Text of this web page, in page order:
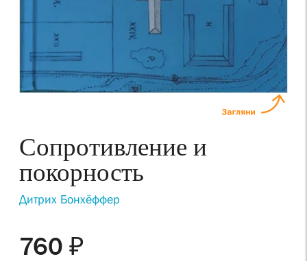
Сопротивление и
покорность
Дитрих Бонхёффер
760 ₽